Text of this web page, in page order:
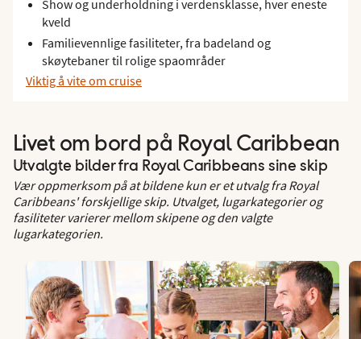
Show og underholdning i verdensklasse, hver eneste
kveld
Familievennlige fasiliteter, fra badeland og
skøytebaner til rolige spaområder
Viktig å vite om cruise
Livet om bord på Royal Caribbean
Utvalgte bilder fra Royal Caribbeans sine skip
Vær oppmerksom på at bildene kun er et utvalg fra Royal
Caribbeans' forskjellige skip. Utvalget, lugar­kategorier og
fasiliteter varierer mellom skipene og den valgte
lugarkategorien.